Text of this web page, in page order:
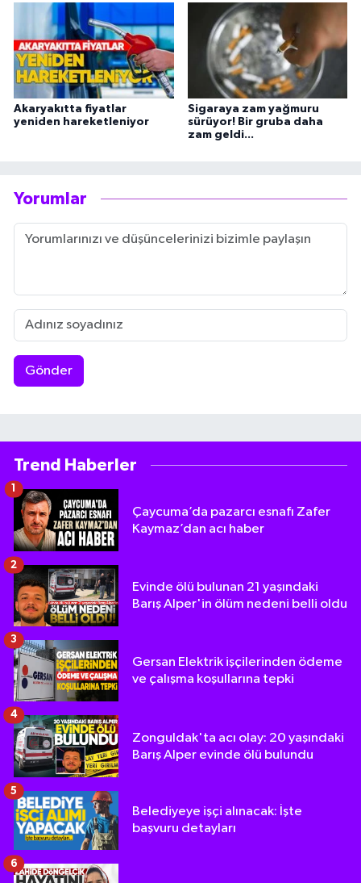
Akaryakıtta fiyatlar
yeniden hareketleniyor
Sigaraya zam yağmuru
sürüyor! Bir gruba daha
zam geldi...
Yorumlar
Gönder
Trend Haberler
Çaycuma’da pazarcı esnafı Zafer
Kaymaz’dan acı haber
Evinde ölü bulunan 21 yaşındaki
Barış Alper'in ölüm nedeni belli oldu
2
Gersan Elektrik işçilerinden ödeme
ve çalışma koşullarına tepki
3
Zonguldak'ta acı olay: 20 yaşındaki
Barış Alper evinde ölü bulundu
4
Belediyeye işçi alınacak: İşte
başvuru detayları
5
6